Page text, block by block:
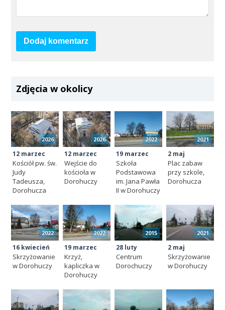
Dodaj komentarz
Zdjęcia w okolicy
2026
12 marzec
Kościół pw. św.
Judy
Tadeusza,
Dorohucza
2026
12 marzec
Wejście do
kościoła w
Dorohuczy
2022
19 marzec
Szkoła
Podstawowa
im. Jana Pawła
II w Dorohuczy
2021
2 maj
Plac zabaw
przy szkole,
Dorohucza
2022
16 kwiecień
Skrzyżowanie
w Dorohuczy
2022
19 marzec
Krzyż,
kapliczka w
Dorohuczy
2015
28 luty
Centrum
Dorochuczy
2021
2 maj
Skrzyżowanie
w Dorohuczy